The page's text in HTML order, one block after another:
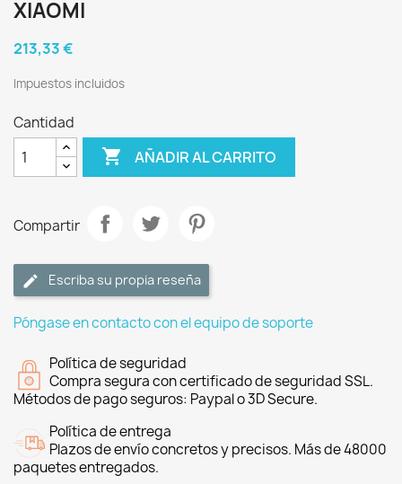
XIAOMI
213,33 €
Impuestos incluidos
Cantidad
 AÑADIR AL CARRITO
Compartir
Escriba su propia reseña
Póngase en contacto con el equipo de soporte
Política de seguridad
Compra segura con certificado de seguridad SSL.
Métodos de pago seguros: Paypal o 3D Secure.
Política de entrega
Plazos de envío concretos y precisos. Más de 48000
paquetes entregados.